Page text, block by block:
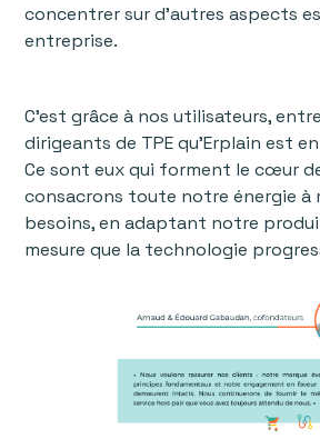
concentrer sur d’autres aspects
entreprise.
C’est grâce à nos utilisateurs,
dirigeants de TPE qu’Erplain est
Ce sont eux qui forment le cœur
consacrons toute notre énergie à
besoins, en adaptant notre
mesure que la technologie